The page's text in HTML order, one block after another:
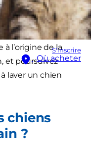
S'inscrire
Où acheter
n’est pas à
chiens
du bain ?
l’origine de la
et poursuivez
laver un chien
chiens
?